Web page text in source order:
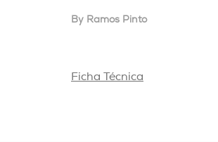
By Ramos Pinto
Ficha Técnica